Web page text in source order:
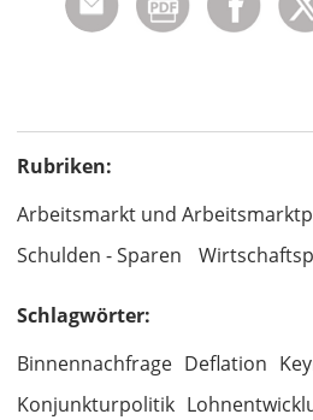
Rubriken:
Arbeitsmarkt und
Schulden - Sparen
Schlagwörter:
Binnennachfrage Deflation
Konjunkturpolitik